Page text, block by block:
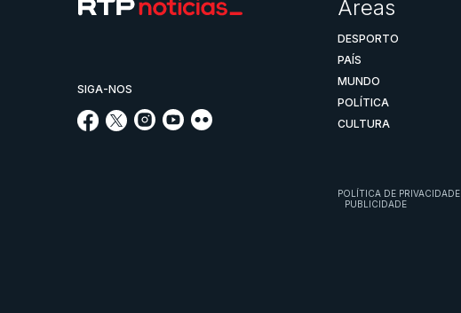
SIGA-NOS
Áreas
DESPORTO
PAÍS
MUNDO
POLÍTICA
CULTURA
POLÍTICA DE PRIVACIDADE
PUBLICIDADE